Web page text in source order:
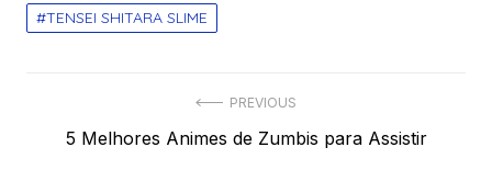
TENSEI SHITARA SLIME
PREVIOUS
Previous
5 Melhores Animes de Zumbis para Assistir